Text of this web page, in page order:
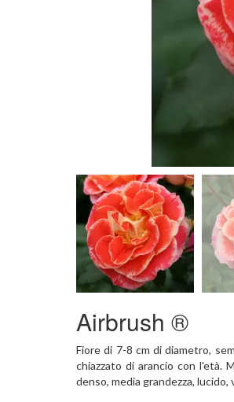
Airbrush ®
Fiore di 7-8 cm di diametro,
chiazzato di arancio con l'età.
denso, media grandezza,